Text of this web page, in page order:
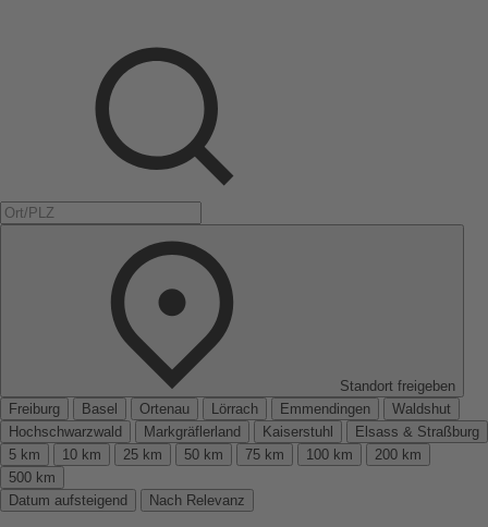
Standort freigeben
Freiburg
Basel Ortenau Lörrach Emmendingen
Waldshut
Hochschwarzwald
Markgräflerland Kaiserstuhl
Elsass & Straßburg
5 km
10 km 25 km 50 km 75 km 100 km
200 km
500 km
Datum aufsteigend
Nach Relevanz